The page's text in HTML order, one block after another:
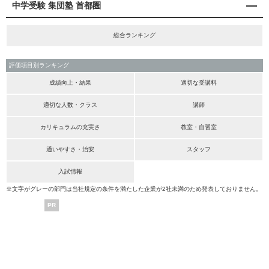
中学受験 集団塾 首都圏
総合ランキング
評価項目別ランキング
成績向上・結果 適切な受講料
適切な人数・クラス 講師
カリキュラムの充実さ 教室・自習室
通いやすさ・治安 スタッフ
入試情報
※文字がグレーの部門は当社規定の条件を満たした企業が2社未満のため発表しておりません。
PR